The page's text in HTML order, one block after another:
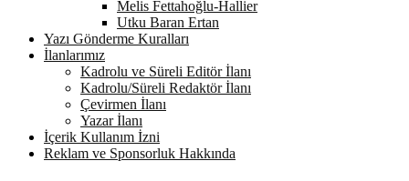
Melis Fettahoğlu-Hallier
Utku Baran Ertan
Yazı Gönderme Kuralları
İlanlarımız
Kadrolu ve Süreli Editör İlanı
Kadrolu/Süreli Redaktör İlanı
Çevirmen İlanı
Yazar İlanı
İçerik Kullanım İzni
Reklam ve Sponsorluk Hakkında